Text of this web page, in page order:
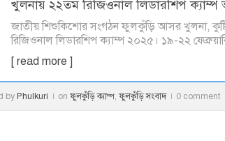
খুলনায় ২২তম রিজিওনাল লিডারশিপ ক্যাম্প
জাতীয় শিশুকিশোর সংগঠন ফুলকুঁড়ি আসর খুলনা,
রিজিওনাল লিডারশিপ ক্যাম্প ২০২৫। ১৯-২২
[ read more ]
by Phulkuri on ফুলকুঁড়ি ক্যাম্প ফুলকুঁড়ি সংবাদ 0 comment